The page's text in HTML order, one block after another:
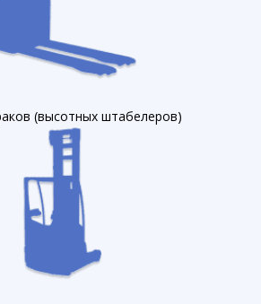
(высотных штабелеров)